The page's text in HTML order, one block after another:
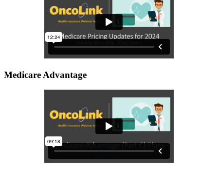
Medicare Advantage